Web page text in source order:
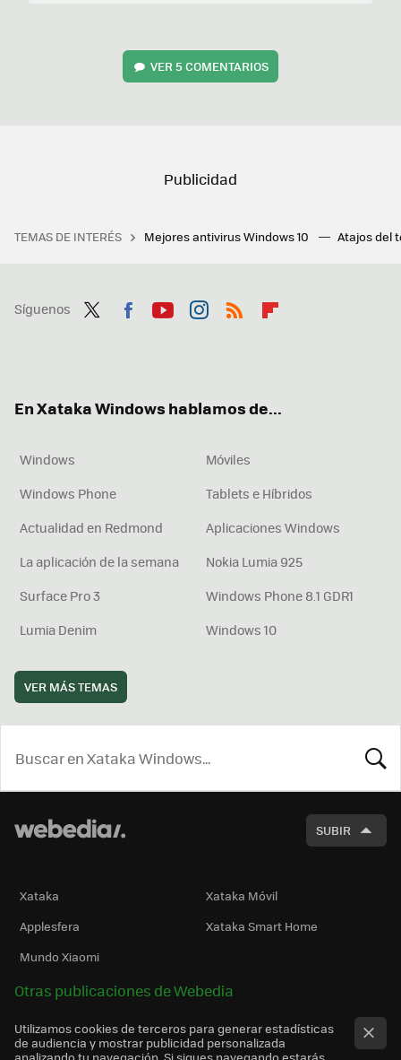
VER5 COMENTARIOS
TEMAS DE INTERÉS Mejores antivirus Windows 10 Atajos del
Síguenos
En Xataka Windows hablamos de...
Windows
Móviles
Windows Phone
Tablets e Híbridos
Actualidad en Redmond
Aplicaciones Windows
La aplicación de la semana
Nokia Lumia 925
Surface Pro 3
Windows Phone 8.1 GDR1
Lumia Denim
Windows 10
VER MÁS TEMAS
SUBIR
Xataka
Xataka Móvil
Applesfera
Xataka Smart Home
Mundo Xiaomi
Otras publicaciones de Webedia
Utilizamos cookies de terceros para generar estadísticas
de audiencia y mostrar publicidad personalizada